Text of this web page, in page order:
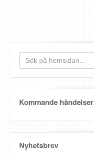
Kommande händelser
Nyhetsbrev